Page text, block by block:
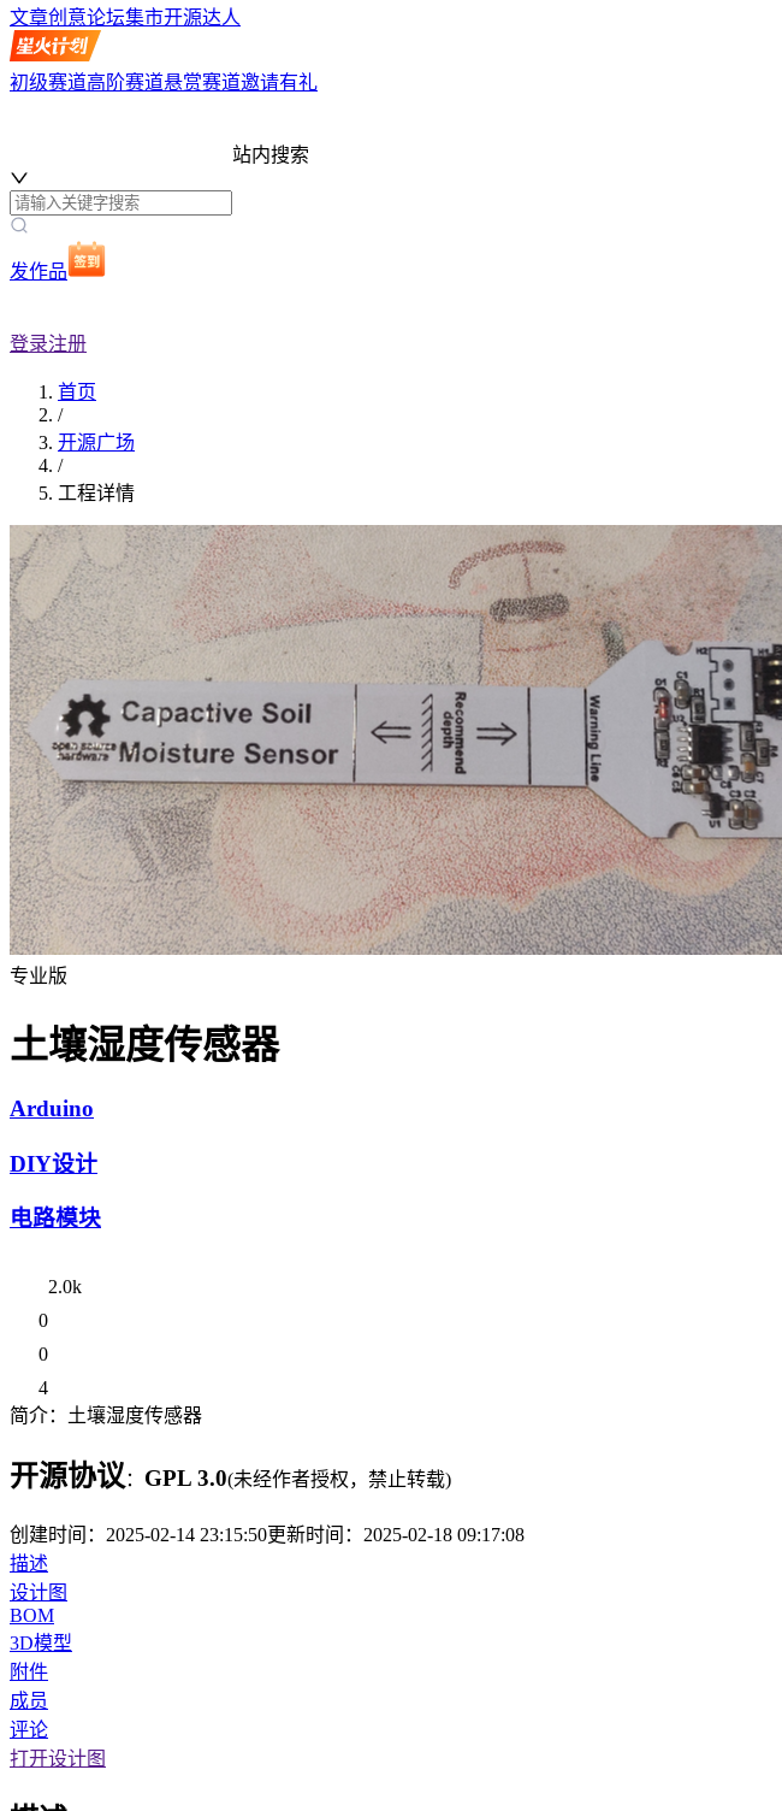
文章创意论坛集市开源达人
初级赛道高阶赛道悬赏赛道邀请有礼
站内搜索
发作品
登录注册
首页
/
开源广场
/
工程详情
专业版
土壤湿度传感器
Arduino
DIY设计
电路模块
2.0k
0
0
4
简介： 土壤湿度传感器
开源协议 ： GPL 3.0(未经作者授权，禁止转载)
创建时间： 2025-02-14 23:15:50更新时间： 2025-02-18 09:17:08
描述
设计图
BOM
3D模型
附件
成员
评论
打开设计图